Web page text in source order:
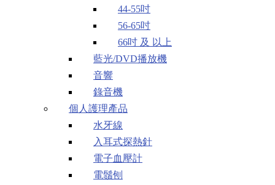
44-55吋
56-65吋
66吋 及 以上
藍光/DVD播放機
音響
錄音機
個人護理產品
水牙線
入耳式探熱針
電子血壓計
電鬚刨